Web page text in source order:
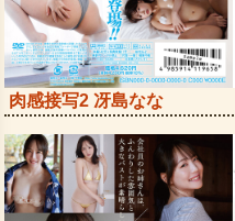
肉感接写2 冴島なな